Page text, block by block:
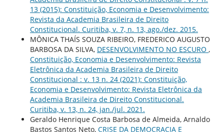
13 (2015): Constituição, Economia e Desenvolvimento:
Revista da Academia Brasileira de Direito
Constitucional. Curitiba, v. 7, n. 13, ago./dez. 2015.
MÔNICA THAÍS SOUZA RIBEIRO, FREDERICO AUGUSTO
BARBOSA DA SILVA, DESENVOLVIMENTO NO ESCURO ,
Constituição, Economia e Desenvolvimento: Revista
Eletrônica da Academia Brasileira de Direito
Constitucional : v. 13 n. 24 (2021): Constituição,
Economia e Desenvolvimento: Revista Eletrônica da
Academia Brasileira de Direito Constitucional.
Curitiba, v. 13, n. 24, jan./jul. 2021.
Geraldo Henrique Costa Barbosa de Almeida, Arnaldo
Bastos Santos Neto, CRISE DA DEMOCRACIA E